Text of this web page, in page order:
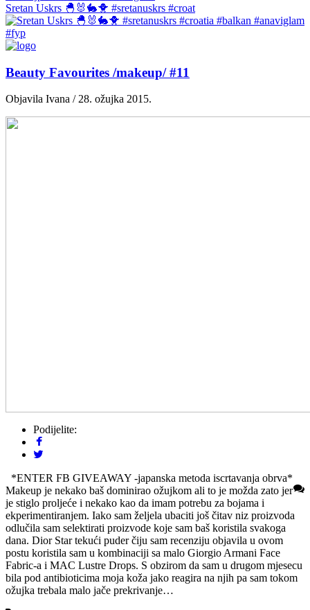
Sretan Uskrs 🐣🐰🐇🐥 #sretanuskrs #croat
Beauty Favourites /makeup/ #11
Objavila Ivana / 28. ožujka 2015.
Podijelite:
*ENTER FB GIVEAWAY -japanska metoda iscrtavanja obrva*
Makeup je nekako baš dominirao ožujkom ali to je možda zato jer
je stiglo proljeće i nekako kao da imam potrebu za bojama i
ekperimentiranjem. Iako sam željela ubaciti još čitav niz proizvoda
odlučila sam selektirati proizvode koje sam baš koristila svakoga
dana. Dior Star tekući puder čiju sam recenziju objavila u ovom
postu koristila sam u kombinaciji sa malo Giorgio Armani Face
Fabric-a i MAC Lustre Drops. S obzirom da sam u drugom mjesecu
bila pod antibioticima moja koža jako reagira na njih pa sam tokom
ožujka trebala malo jače prekrivanje…